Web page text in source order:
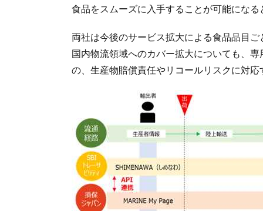
食品をスムーズに入手することが可能になる
両社は今後のサービス拡大による食品品目
国内物流領域へのカバー拡大についても、
の、生産物賠償責任やリコールリスクに対